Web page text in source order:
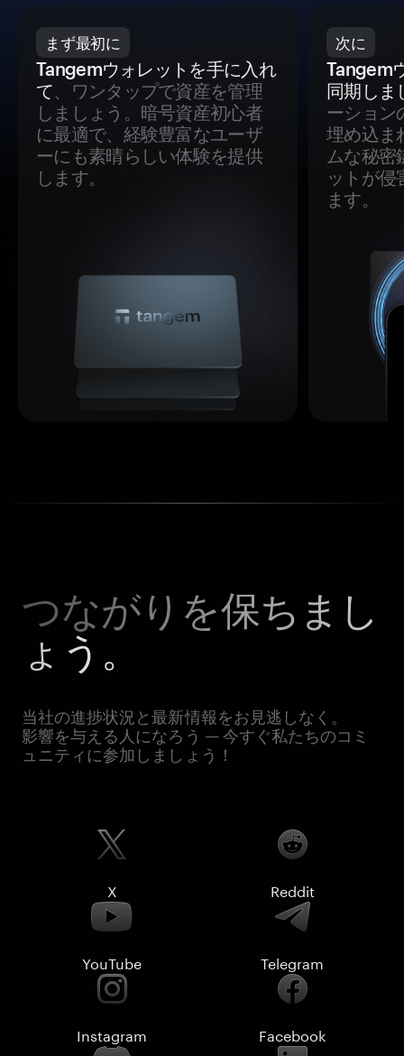
まず最初に
Tangemウォレットを手に入れ
て、ワンタップで資産を管理
しましょう。暗号資産初心者
に最適で、経験豊富なユーザ
ーにも素晴らしい体験を提供
します。
次に
Tangem
同期しま
ーション
埋め込ま
ムな秘密
ットが侵
ます。
つながりを保ちまし
ょう。
当社の進捗状況と最新情報をお見逃しなく。
影響を与える人になろう — 今すぐ私たちのコミ
ュニティに参加しましょう！
X Reddit
YouTube Telegram
Instagram Facebook